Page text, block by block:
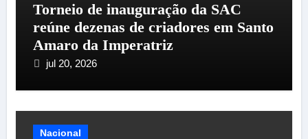
Torneio de inauguração da SAC
reúne dezenas de criadores em Santo
Amaro da Imperatriz
jul 20, 2026
Nacional